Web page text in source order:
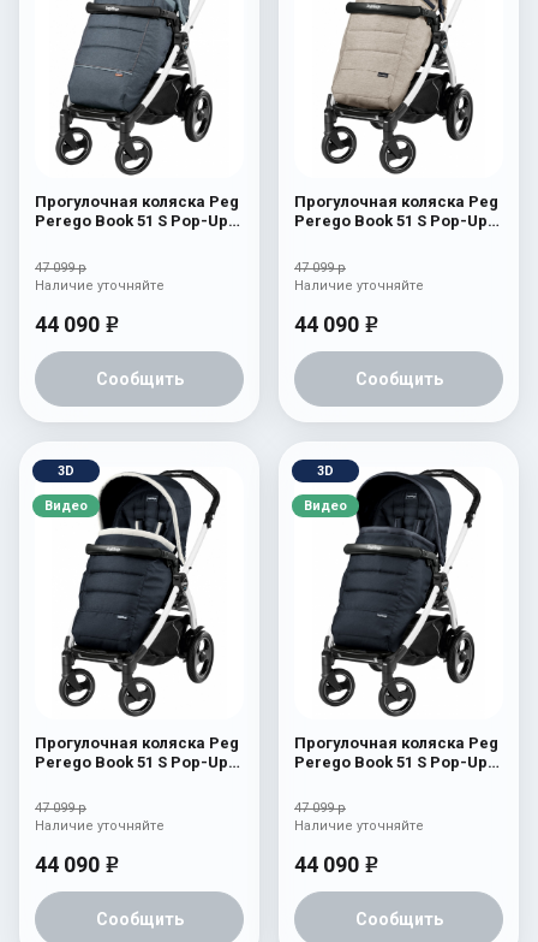
Прогулочная коляска Peg
Perego Book 51 S Pop-Up
White/Black) Blue Denim
47 099 р
44 090 e
Сообщить
Наличие уточняйте
Прогулочная коляска Peg
Perego Book 51 S Pop-Up
White/Black) Luxe Beige
47 099 р
44 090 e
Сообщить
Наличие уточняйте
3D
Видео
Прогулочная коляска Peg
Perego Book 51 S Pop-Up
White/Black) Luxe Blue
47 099 р
44 090 e
Сообщить
Наличие уточняйте
3D
Видео
Прогулочная коляска Peg
Perego Book 51 S Pop-Up
White/Black) Luxe
Bluenight
47 099 р
44 090 e
Сообщить
Наличие уточняйте